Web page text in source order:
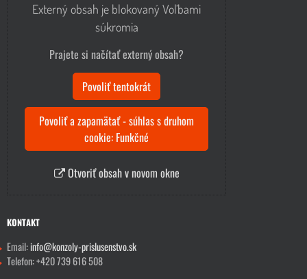
Externý obsah je blokovaný Voľbami
súkromia
Prajete si načítať externý obsah?
Povoliť tentokrát
Povoliť a zapamätať - súhlas s druhom
cookie: Funkčné
Otvoriť obsah v novom okne
KONTAKT
Email:info@konzoly-prislusenstvo.sk
Telefon: +420 739 616 508